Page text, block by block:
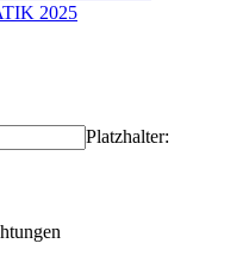
2025
Platzhalter: